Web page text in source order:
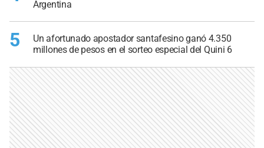
Argentina
5
Un afortunado apostador santafesino ganó 4.350
millones de pesos en el sorteo especial del Quini 6